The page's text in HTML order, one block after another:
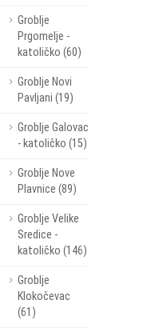
Groblje
Prgomelje -
katoličko (60)
Groblje Novi
Pavljani (19)
Groblje Galovac
- katoličko (15)
Groblje Nove
Plavnice (89)
Groblje Velike
Sredice -
katoličko (146)
Groblje
Klokočevac
(61)